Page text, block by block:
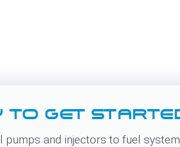
TO GET
pumps and injectors to fuel